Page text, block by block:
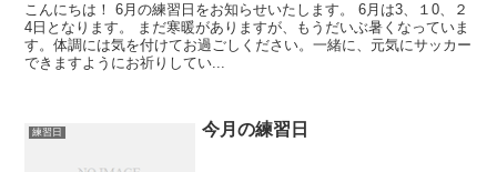
こんにちは！ 6月の練習日をお知らせいたします。 6月は3、１0、２
4日となります。 まだ寒暖がありますが、もうだいぶ暑くなっていま
す。体調には気を付けてお過ごしください。一緒に、元気にサッカー
できますようにお祈りしてい...
練習日 今月の練習日